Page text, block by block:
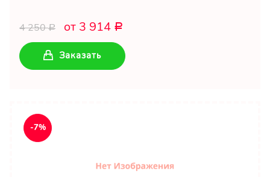
4 250Р от 3 914 Р
Заказать
-7%